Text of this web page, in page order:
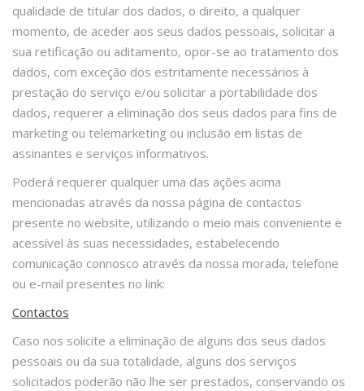
qualidade de titular dos dados, o direito, a qualquer
momento, de aceder aos seus dados pessoais, solicitar a
sua retificação ou aditamento, opor-se ao tratamento dos
dados, com exceção dos estritamente necessários à
prestação do serviço e/ou solicitar a portabilidade dos
dados, requerer a eliminação dos seus dados para fins de
marketing ou telemarketing ou inclusão em listas de
assinantes e serviços informativos.
Poderá requerer qualquer uma das ações acima
mencionadas através da nossa página de contactos
presente no website, utilizando o meio mais conveniente e
acessível às suas necessidades, estabelecendo
comunicação connosco através da nossa morada, telefone
ou e-mail presentes no link:
Contactos
Caso nos solicite a eliminação de alguns dos seus dados
pessoais ou da sua totalidade, alguns dos serviços
solicitados poderão não lhe ser prestados, conservando os